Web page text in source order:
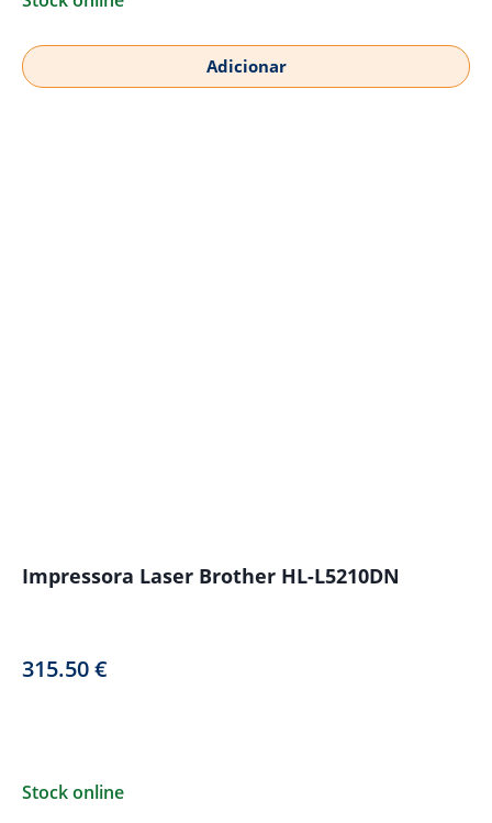
Adicionar
Impressora Laser Brother HL-L5210DN
315.50€
Stock online